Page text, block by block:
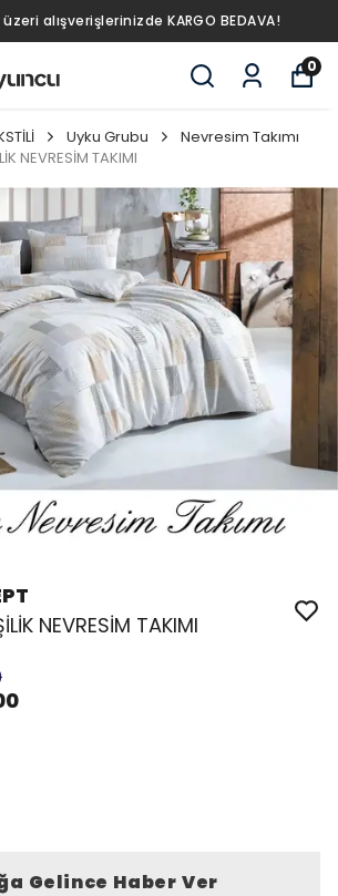
alışverişlerinizde KARGO BEDAVA!
0
Uyku Grubu
Nevresim Takımı
NEVRESİM TAKIMI
NEVRESİM TAKIMI
Gelince Haber Ver